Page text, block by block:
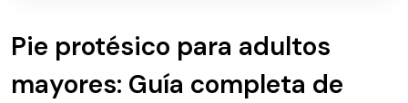
Pie protésico para adultos
mayores: Guía completa de